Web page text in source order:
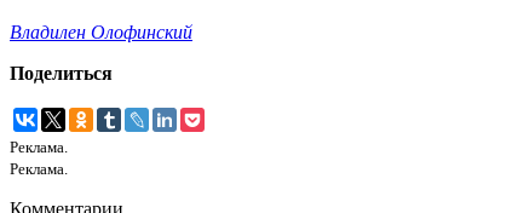
Владилен Олофинский
Поделиться
Реклама.
Реклама.